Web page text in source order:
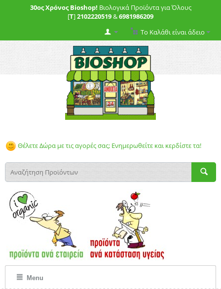
30ος Χρόνος Bioshop! Βιολογικά Προϊόντα για Όλους
[T]2102220519&6981986209
Το Καλάθι είναι άδειο
Θέλετε Δώρα με τις αγορές σας; Ενημερωθείτε και κερδίστε τα!
Menu